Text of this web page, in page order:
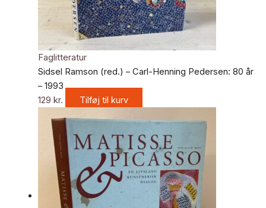
Faglitteratur
Sidsel Ramson (red.) – Carl-Henning Pedersen: 80 år
– 1993
129 kr. Tilføj til kurv